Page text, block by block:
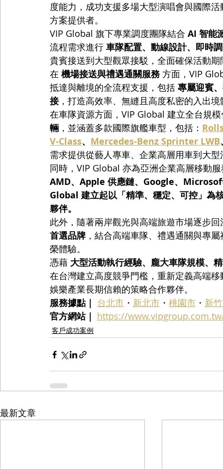
度能力，成功支援多場大型演唱會與國際
方案提供者。
VIP Global 旗下專業調度團隊結合 AI 智能
流程需求進行 車隊配置、動線設計、即時
貴賓接送到大型觀眾接駁，全面確保活動
在 機場接送與禮遇通關服務 方面，VIP
抵達與離境的全流程支援，包括 專屬迎賓
接，打造高效率、無縫且高度私密的入出境
在車隊資源方面，VIP Global 建立全台規
輛 ，並涵蓋多款國際旗艦車型，包括：
V-Class、 Mercedes-Benz Sprinter LWB
需求提供從藝人專車、企業高層用車到大
同時，VIP Global 亦為亞洲企業高層移動
AMD、Apple 供應鏈、Google、
Global 建立起以「精準、穩定、可控」為
夥伴。
此外，隨著兩岸觀光與高端旅遊市場逐步
首選品牌 ，結合高端車隊、禮遇通關與專
榮體驗。
憑藉 大型活動執行經驗、龐大車隊規模、
在台灣建立高度競爭門檻，重新定義高端
娛樂產業長期信賴的策略合作夥伴。
服務據點｜ 台北市 ・ 新北市 ・ 桃園市 ・ 新
官方網站｜ https://
客戶成功案例
最新文章